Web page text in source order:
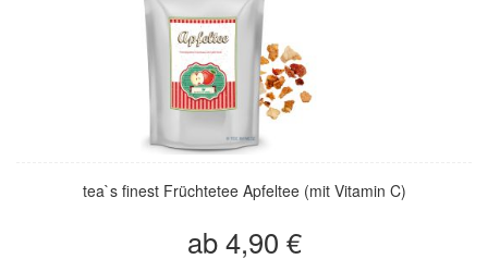
tea`s finest Früchtetee Apfeltee (mit Vitamin C)
ab 4,90 €